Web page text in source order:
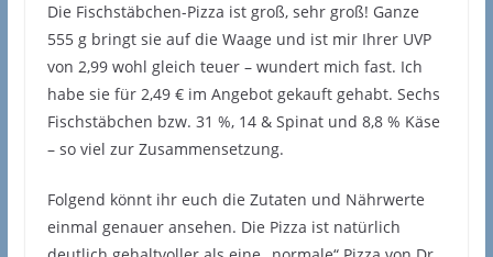
Die Fischstäbchen-Pizza ist groß, sehr groß! Ganze
555 g bringt sie auf die Waage und ist mir Ihrer UVP
von 2,99 wohl gleich teuer – wundert mich fast. Ich
habe sie für 2,49 € im Angebot gekauft gehabt. Sechs
Fischstäbchen bzw. 31 %, 14 & Spinat und 8,8 % Käse
– so viel zur Zusammensetzung.
Folgend könnt ihr euch die Zutaten und Nährwerte
einmal genauer ansehen. Die Pizza ist natürlich